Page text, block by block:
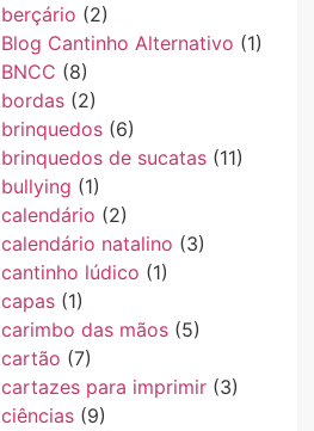
berçário (2)
Blog Cantinho Alternativo (1)
BNCC (8)
bordas(2)
brinquedos(6)
brinquedos de sucatas(11)
bullying (1)
calendário (2)
calendário natalino (3)
cantinho lúdico (1)
capas(1)
carimbo das mãos(5)
cartão (7)
cartazes para imprimir(3)
ciências(9)